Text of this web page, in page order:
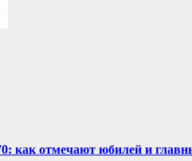
как отмечают юбилей и